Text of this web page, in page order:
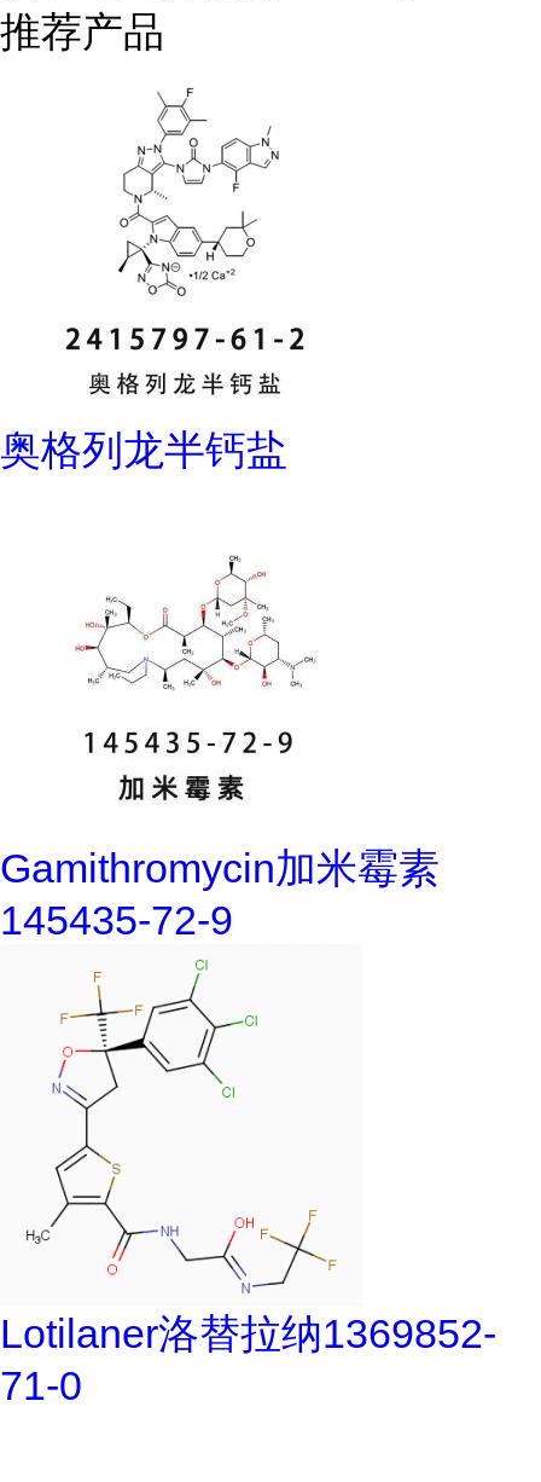
推荐产品
奥格列龙半钙盐
Gamithromycin加米霉素
145435-72-9
Lotilaner洛替拉纳1369852-
71-0